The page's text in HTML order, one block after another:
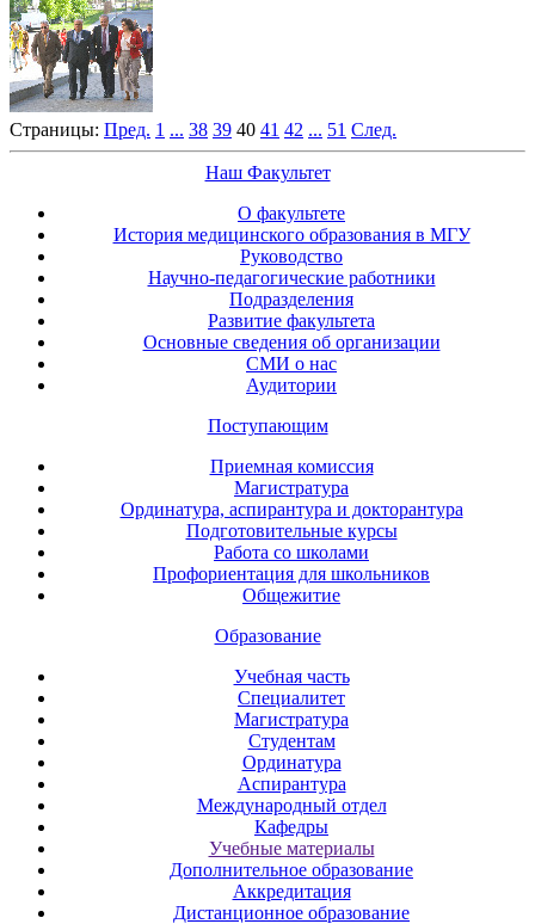
Страницы: Пред. 1 ... 38 39 40 41 42 ... 51 След.
Наш Факультет
О факультете
История медицинского образования в МГУ
Руководство
Научно-педагогические работники
Подразделения
Развитие факультета
Основные сведения об организации
СМИ о нас
Аудитории
Поступающим
Приемная комиссия
Магистратура
Ординатура, аспирантура и докторантура
Подготовительные курсы
Работа со школами
Профориентация для школьников
Общежитие
Образование
Учебная часть
Специалитет
Магистратура
Студентам
Ординатура
Аспирантура
Международный отдел
Кафедры
Учебные материалы
Дополнительное образование
Аккредитация
Дистанционное образование